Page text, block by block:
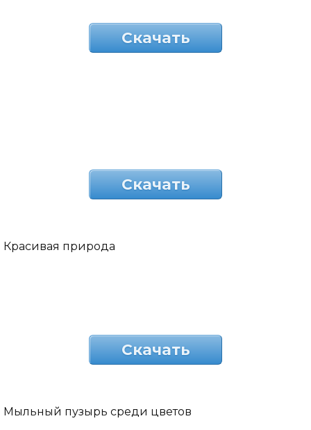
Скачать
Скачать
Красивая природа
Скачать
Мыльный пузырь среди цветов